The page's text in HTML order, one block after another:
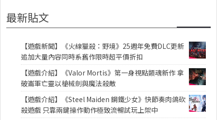
最新貼文
【遊戲新聞】《火線獵殺：野境》25週年免費DLC更新
追加大量內容同時系舊作限時超平價折扣
【遊戲介紹】《Valor Mortis》第一身視點類魂新作 拿
破崙軍亡靈以槍械劍與魔法殺敵
【遊戲介紹】《Steel Maiden 鋼鐵少女》快節奏肉鴿砍
殺遊戲 只靠兩鍵操作動作極致流暢試玩上架中